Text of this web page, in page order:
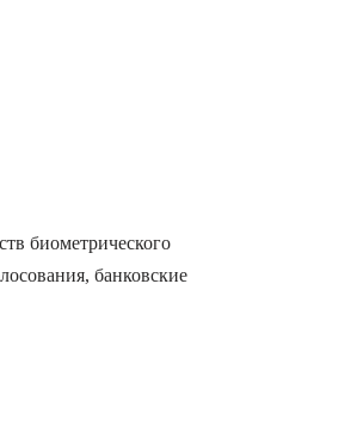
биометрического
банковские